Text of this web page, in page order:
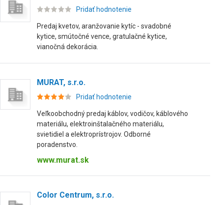
Pridať hodnotenie
Predaj kvetov, aranžovanie kytíc - svadobné
kytice, smútočné vence, gratulačné kytice,
vianočná dekorácia.
MURAT, s.r.o.
Pridať hodnotenie
Veľkoobchodný predaj káblov, vodičov, káblového
materiálu, elektroinštalačného materiálu,
svietidiel a elektroprístrojov. Odborné
poradenstvo.
www.murat.sk
Color Centrum, s.r.o.